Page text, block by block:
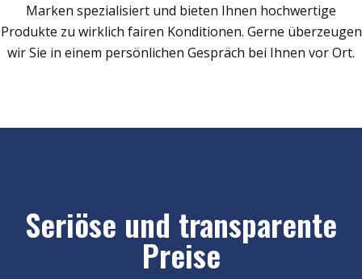
Marken spezialisiert und bieten Ihnen hochwertige
Produkte zu wirklich fairen Konditionen. Gerne überzeugen
wir Sie in einem persönlichen Gespräch bei Ihnen vor Ort.
Seriöse und transparente
Preise